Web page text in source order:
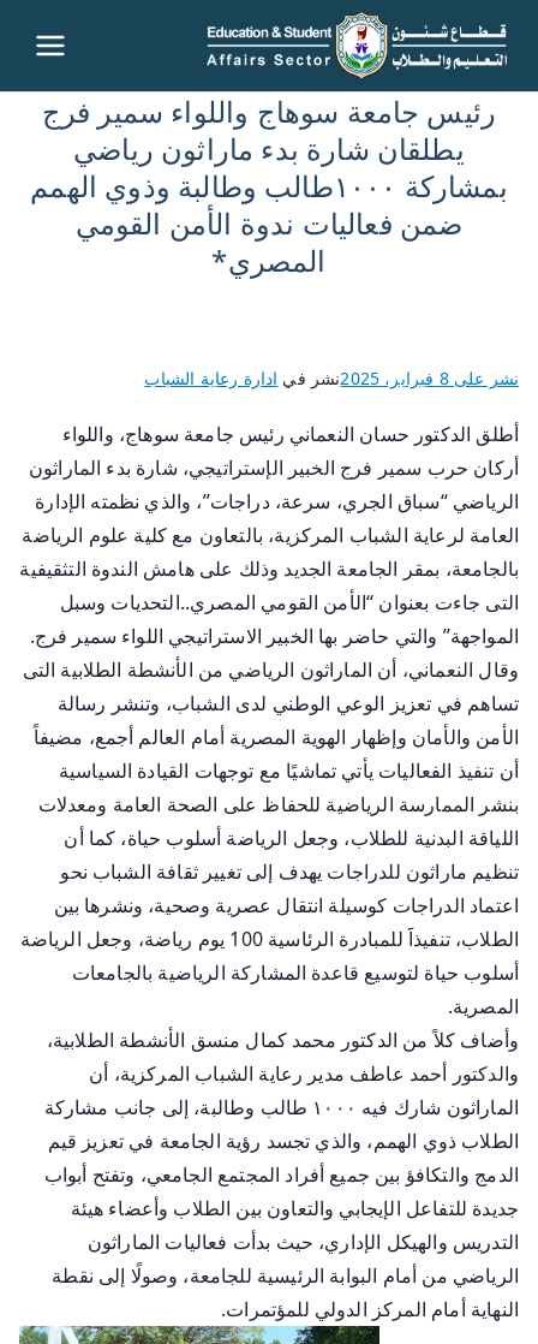
قطاع
شئون
التعليم
والطلاب
سوهاج
رئيس جامعة سوهاج واللواء سمير فرج
يطلقان شارة بدء ماراثون رياضي
بمشاركة ١٠٠٠طالب وطالبة وذوي الهمم
ضمن فعاليات ندوة الأمن القومي
المصري*
نشر على8 فبراير، 2025 نشر في ادارة رعاية الشباب
أطلق الدكتور حسان النعماني رئيس جامعة سوهاج، واللواء
أركان حرب سمير فرج الخبير الإستراتيجي، شارة بدء الماراثون
الرياضي “سباق الجري، سرعة، دراجات”، والذي نظمته الإدارة
العامة لرعاية الشباب المركزية، بالتعاون مع كلية علوم الرياضة
بالجامعة، بمقر الجامعة الجديد وذلك على هامش الندوة التثقيفية
التى جاءت بعنوان “الأمن القومي المصري..التحديات وسبل
المواجهة” والتي حاضر بها الخبير الاستراتيجي اللواء سمير فرج.
وقال النعماني، أن الماراثون الرياضي من الأنشطة الطلابية التى
تساهم في تعزيز الوعي الوطني لدى الشباب، وتنشر رسالة
الأمن والأمان وإظهار الهوية المصرية أمام العالم أجمع، مضيفاً
أن تنفيذ الفعاليات يأتي تماشيًا مع توجهات القيادة السياسية
بنشر الممارسة الرياضية للحفاظ على الصحة العامة ومعدلات
اللياقة البدنية للطلاب، وجعل الرياضة أسلوب حياة، كما أن
تنظيم ماراثون للدراجات يهدف إلى تغيير ثقافة الشباب نحو
اعتماد الدراجات كوسيلة انتقال عصرية وصحية، ونشرها بين
الطلاب، تنفيذاََ للمبادرة الرئاسية 100 يوم رياضة، وجعل الرياضة
أسلوب حياة لتوسيع قاعدة المشاركة الرياضية بالجامعات
المصرية.
وأضاف كلاً من الدكتور محمد كمال منسق الأنشطة الطلابية،
والدكتور أحمد عاطف مدير رعاية الشباب المركزية، أن
الماراثون شارك فيه ١٠٠٠ طالب وطالبة، إلى جانب مشاركة
الطلاب ذوي الهمم، والذي تجسد رؤية الجامعة في تعزيز قيم
الدمج والتكافؤ بين جميع أفراد المجتمع الجامعي، وتفتح أبواب
جديدة للتفاعل الإيجابي والتعاون بين الطلاب وأعضاء هيئة
التدريس والهيكل الإداري، حيث بدأت فعاليات الماراثون
الرياضي من أمام البوابة الرئيسية للجامعة، وصولًا إلى نقطة
النهاية أمام المركز الدولي للمؤتمرات.